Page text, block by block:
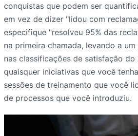
conquistas que podem ser
em vez de dizer "lidou com
especifique "resolveu 95% das
na primeira chamada, levando a
nas classificações de satisfação do
quaisquer iniciativas que você
sessões de treinamento que você
de processos que você introduziu.